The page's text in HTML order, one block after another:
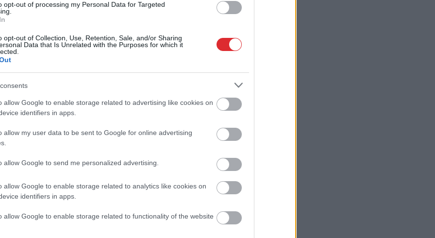
opt-out of processing my Personal Data for Targeted
opt-out of Collection, Use, Retention, Sale, and/or Sharing
Data that Is Unrelated with the Purposes for which it
allow Google to enable storage related to advertising like cookies on
identifiers in apps.
allow my user data to be sent to Google for online advertising
allow Google to send me personalized advertising.
allow Google to enable storage related to analytics like cookies on
identifiers in apps.
allow Google to enable storage related to functionality of the website
aktualizēs arī Rīgas budžetu.
ar RD pagaidu administrācijas vadītāju
dravu Lubānas pusē
ligzdo klinšu ērglis
viens, droši vien būtu palicis
Pieredzes stāsti, kā paspēja mājās
dati stāsta par klimata izmaiņām